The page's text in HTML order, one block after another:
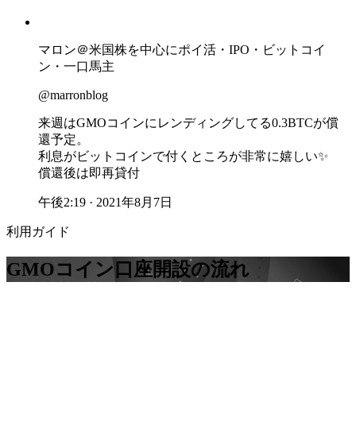
マロン＠米国株を中心にポイ活・IPO・ビットコイ
ン・一口馬主
@marronblog
来週はGMOコインにレンディングしてる0.3BTCが償
還予定。
利息がビットコインで付くところが非常に嬉しい✨
償還後は即再貸付
午後2:19 · 2021年8月7日
利用ガイド
GMOコイン口座開設の流れ